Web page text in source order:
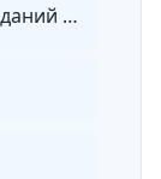
Изыскания для строительства зданий и сооружений